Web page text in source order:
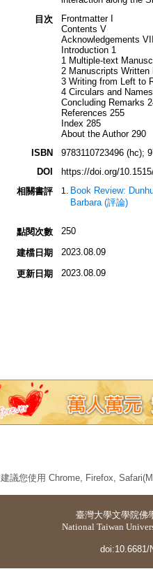
目次
Frontmatter I
Contents V
Acknowledgements
Introduction 1
1 Multiple-text
2 Manuscripts Written
3 Writing from Left to
4 Circulars and
Concluding Remarks
References 255
Index 285
About the Author 290
ISBN
9783110723496 (hc);
DOI
https://doi.org/
相關書評
Book Review:
Barbara (評論)
點閱次數 250
建檔日期 2023.08.09
更新日期 2023.08.09
建議您使用 Chrome, Firefox,
臺灣大學文學院佛
National Taiwan
doi:10.6681/